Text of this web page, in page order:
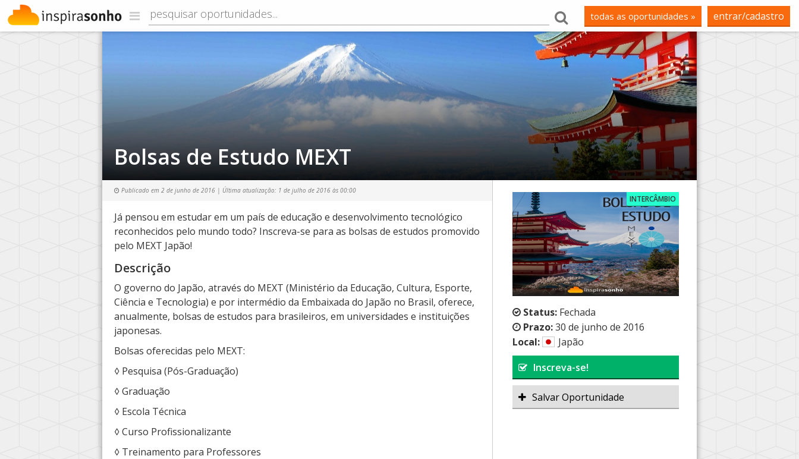
todas as oportunidades » entrar/cadastro
Bolsas de Estudo MEXT
INTERCÂMBIO
Status:Fechada
Prazo:30 de junho de 2016
Local:
Japão
Inscreva-se!
Salvar Oportunidade
Publicado em 2 de junho de 2016 | Última atualização: 1 de julho de 2016 às 00:00
Já pensou em estudar em um país de educação e desenvolvimento tecnológico
reconhecidos pelo mundo todo? Inscreva-se para as bolsas de estudos promovido
pelo MEXT Japão!
Descrição
O governo do Japão, através do MEXT (Ministério da Educação, Cultura, Esporte,
Ciência e Tecnologia) e por intermédio da Embaixada do Japão no Brasil, oferece,
anualmente, bolsas de estudos para brasileiros, em universidades e instituições
japonesas.
Bolsas oferecidas pelo MEXT:
◊ Pesquisa (Pós-Graduação)
◊ Graduação
◊ Escola Técnica
◊ Curso Profissionalizante
◊ Treinamento para Professores